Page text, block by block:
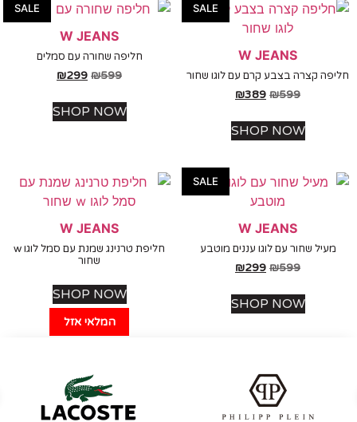
SALE
W JEANS
קצרה בצבע קרם עם לוגו שחור
₪
₪389
SHOP NOW
SALE
W JEANS
חליפה שחורה עם סמלים
₪
₪299
SHOP NOW
SALE
W JEANS
שחור עם לוגו עננים מוטבע
₪
₪299
SHOP NOW
המלאי אזל
W JEANS
חליפת טרנינג שמנת עם סמל לוגו w
SHOP NOW